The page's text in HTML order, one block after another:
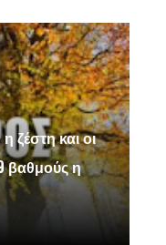
ζέστη και οι
βαθμούς η